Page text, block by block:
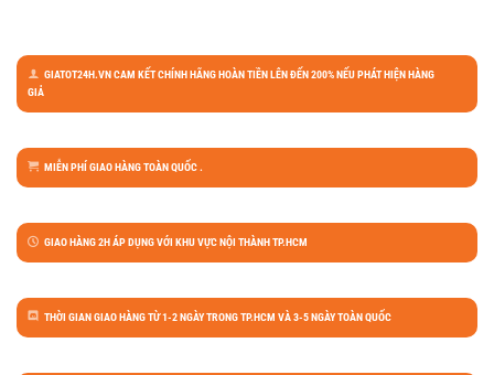
GIATOT24H.VN CAM KẾT CHÍNH HÃNG HOÀN TIỀN LÊN ĐẾN 200% NẾU PHÁT HIỆN HÀNG
GIẢ
MIỄN PHÍ GIAO HÀNG TOÀN QUỐC .
GIAO HÀNG 2H ÁP DỤNG VỚI KHU VỰC NỘI THÀNH TP.HCM
THỜI GIAN GIAO HÀNG TỪ 1-2 NGÀY TRONG TP.HCM VÀ 3-5 NGÀY TOÀN QUỐC